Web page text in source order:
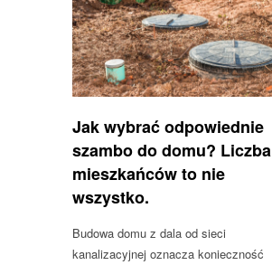
Jak wybrać odpowiednie
szambo do domu? Liczba
mieszkańców to nie
wszystko.
Budowa domu z dala od sieci
kanalizacyjnej oznacza konieczność